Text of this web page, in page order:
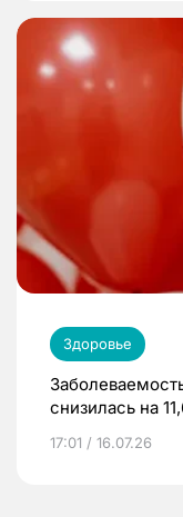
Здоровье
снизилась на
17:01 / 16.07.26